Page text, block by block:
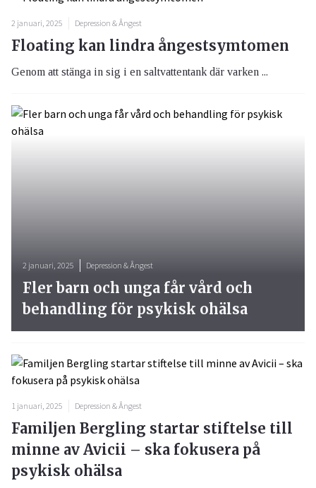
2 januari, 2025 Depression & Ångest
Floating kan lindra ångestsymtomen
Genom att stänga in sig i en saltvattentank där varken ...
2 januari, 2025 Depression & Ångest
Fler barn och unga får vård och
behandling för psykisk ohälsa
1 januari, 2025 Depression & Ångest
Familjen Bergling startar stiftelse till
minne av Avicii – ska fokusera på
psykisk ohälsa